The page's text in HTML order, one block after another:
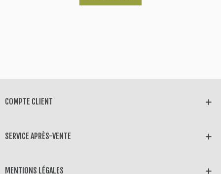
COMPTE CLIENT
SERVICE APRÈS-VENTE
MENTIONS LÉGALES